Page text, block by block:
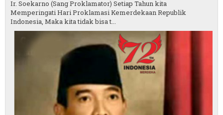
Ir. Soekarno (Sang Proklamator) Setiap Tahun kita
Memperingati Hari Proklamasi Kemerdekaan Republik
Indonesia, Maka kita tidak bisa t...